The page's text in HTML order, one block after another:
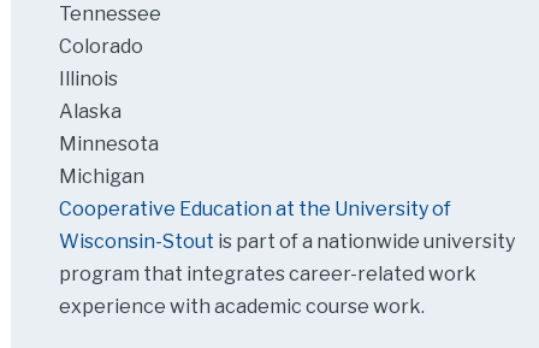
Tennessee
Colorado
Illinois
Alaska
Minnesota
Michigan
Cooperative Education at the University of
Wisconsin-Stout is part of a nationwide university
program that integrates career-related work
experience with academic course work.